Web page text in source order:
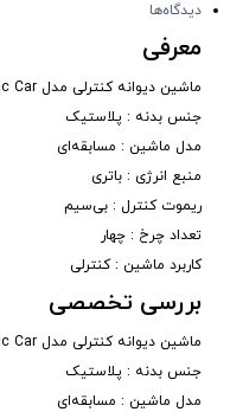
دیدگاه‌ها
معرفی
ماشین دیوانه کنترلی مدل Acrobatic Car
جنس بدنه : پلاستیک
مدل ماشین : مسابقه‌ای
منبع انرژی : باتری
ریموت کنترل : بی‌سیم
تعداد چرخ : چهار
کاربرد ماشین : کنترلی
بررسی تخصصی
ماشین دیوانه کنترلی مدل Acrobatic Car
جنس بدنه : پلاستیک
مدل ماشین : مسابقه‌ای